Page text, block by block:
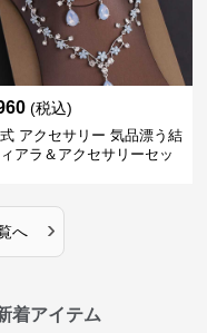
(税込)
アクセサリー 気品漂う結
アラ＆アクセサリーセッ
へ ›
着アイテム